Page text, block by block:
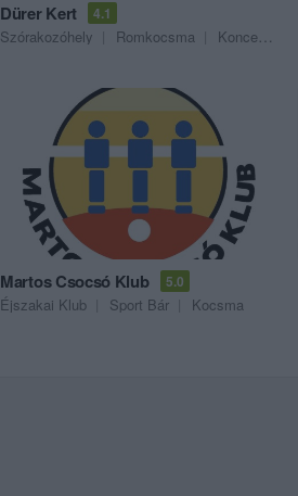
Dürer Kert 4.1
Szórakozóhely Romkocsma Koncert Helyszín
Martos Csocsó Klub 5.0
Éjszakai Klub Sport Bár Kocsma